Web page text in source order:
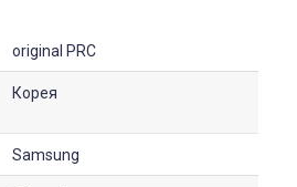
original PRC
Корея
Samsung